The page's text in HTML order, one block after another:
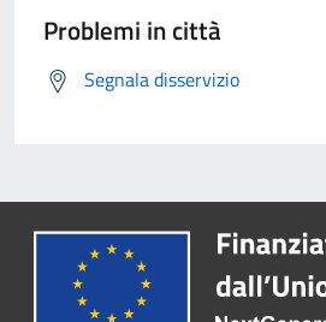
Problemi in città
Segnala disservizio